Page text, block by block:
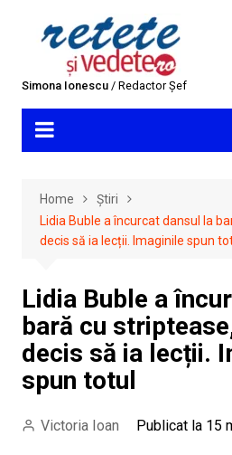
Simona Ionescu/ Redactor Șef
Home
Știri
Lidia Buble a încurcat dansul la
decis să ia lecții. Imaginile spun
Lidia Buble a
bară cu
decis să ia lecții.
spun totul
Victoria Ioan Publicat la 15